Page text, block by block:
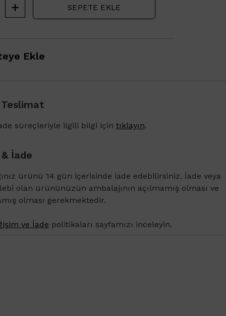
SEPETE EKLE
Ekle
süreçleriyle ilgili bilgi için tıklayın.
İade
ürünü 14 gün içerisinde iade edebilirsiniz. İade veya
olan ürününüzün ambalajının açılmamış olması ve
olması gerekmektedir.
ve İade politikaları sayfamızı inceleyin.